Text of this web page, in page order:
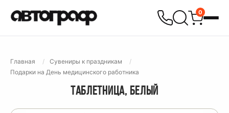
0
Главная
Сувениры к праздникам
Подарки на День медицинского работника
ТАБЛЕТНИЦА, БЕЛЫЙ